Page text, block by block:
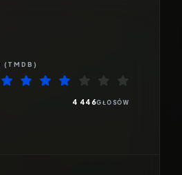
(TMDB)
4 446GŁOSÓW